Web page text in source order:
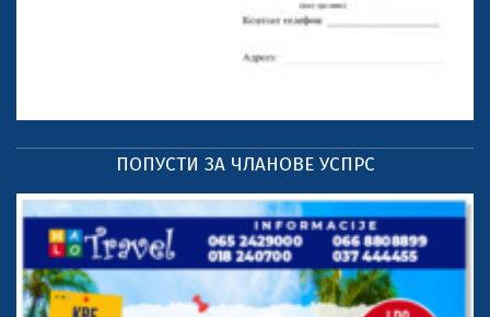
ПОПУСТИ ЗА ЧЛАНОВЕ УСПРС